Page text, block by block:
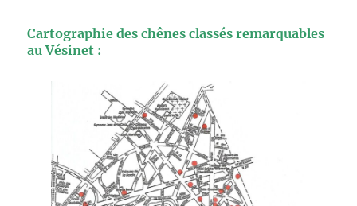
Cartographie des chênes classés remarquables
au Vésinet :